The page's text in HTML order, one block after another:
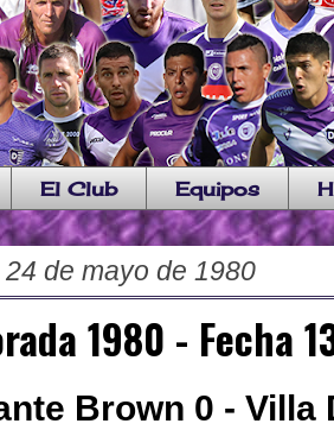
El Club Equipos
de mayo de 1980
1980 - Fecha
Brown 0 - Villa